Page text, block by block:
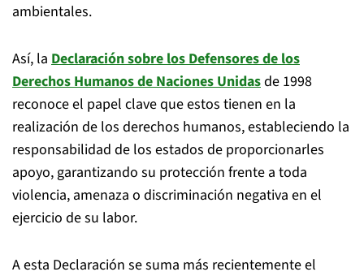
ambientales.
Así, la Declaración sobre los Defensores de los
Derechos Humanos de Naciones Unidasde 1998
reconoce el papel clave que estos tienen en la
realización de los derechos humanos, estableciendo la
responsabilidad de los estados de proporcionarles
apoyo, garantizando su protección frente a toda
violencia, amenaza o discriminación negativa en el
ejercicio de su labor.
A esta Declaración se suma más recientemente el